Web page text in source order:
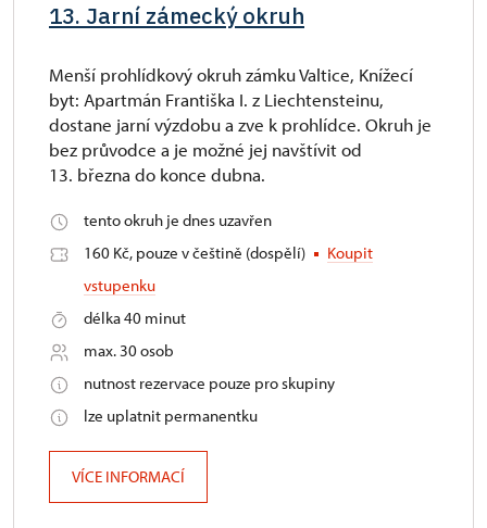
13. Jarní zámecký okruh
Menší prohlídkový okruh zámku Valtice, Knížecí
byt: Apartmán Františka I. z Liechtensteinu,
dostane jarní výzdobu a zve k prohlídce. Okruh je
bez průvodce a je možné jej navštívit od
13. března do konce dubna.
tento okruh je dnes uzavřen
160 Kč, pouze v češtině (dospělí)
Koupit
vstupenku
délka 40 minut
max. 30 osob
nutnost rezervace pouze pro skupiny
lze uplatnit permanentku
VÍCE INFORMACÍ